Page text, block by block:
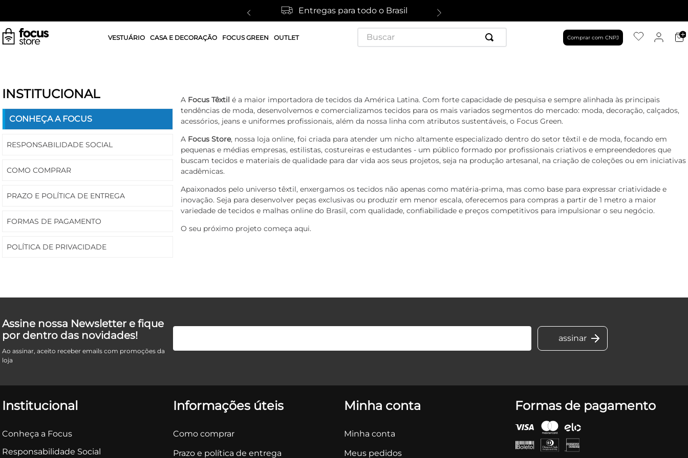
Entregas para todo o Brasil
VESTUÁRIO CASA E DECORAÇÃO FOCUS GREEN OUTLET
Buscar
Comprar com CNPJ
INSTITUCIONAL
CONHEÇA A FOCUS
RESPONSABILIDADE SOCIAL
COMO COMPRAR
PRAZO E POLÍTICA DE ENTREGA
FORMAS DE PAGAMENTO
POLÍTICA DE PRIVACIDADE
A Focus Têxtil é a maior importadora de tecidos da América Latina. Com forte capacidade de pesquisa e sempre alinhada às principais
tendências de moda, desenvolvemos e comercializamos tecidos para os mais variados segmentos do mercado: moda, decoração, calçados,
acessórios, jeans e uniformes profissionais, além da nossa linha com atributos sustentáveis, o Focus Green.
A Focus Store, nossa loja online, foi criada para atender um nicho altamente especializado dentro do setor têxtil e de moda, focando em
pequenas e médias empresas, estilistas, costureiras e estudantes - um público formado por profissionais criativos e empreendedores que
buscam tecidos e materiais de qualidade para dar vida aos seus projetos, seja na produção artesanal, na criação de coleções ou em iniciativas
acadêmicas.
Apaixonados pelo universo têxtil, enxergamos os tecidos não apenas como matéria-prima, mas como base para expressar criatividade e
inovação. Seja para desenvolver peças exclusivas ou produzir em menor escala, oferecemos para compras a partir de 1 metro a maior
variedade de tecidos e malhas online do Brasil, com qualidade, confiabilidade e preços competitivos para impulsionar o seu negócio.
O seu próximo projeto começa aqui.
Assine nossa Newsletter e fique
por dentro das novidades!
Ao assinar, aceito receber emails com promoções da
loja
Institucional
Conheça a Focus
Responsabilidade Social
Informações úteis
Como comprar
Prazo e política de entrega
Minha conta
Minha conta
Meus pedidos
Formas de pagamento